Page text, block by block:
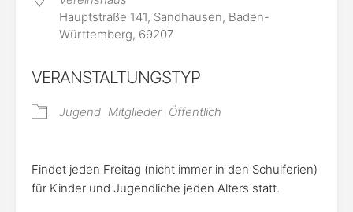
Hauptstraße 141, Sandhausen, Baden-
Württemberg, 69207
VERANSTALTUNGSTYP
Jugend Mitglieder Öffentlich
Findet jeden Freitag (nicht immer in den Schulferien)
für Kinder und Jugendliche jeden Alters statt.